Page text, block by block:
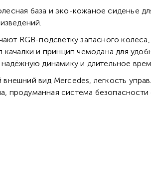
база и эко-кожаное сиденье
RGB-пoдсветку запасного
и принцип чемодана для
динамику и длительное
внешний вид Mercedes, легкость
продуманная система